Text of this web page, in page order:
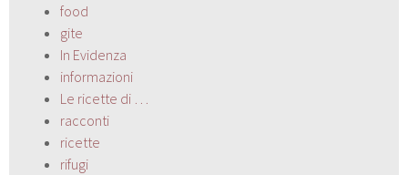
food
gite
In Evidenza
informazioni
Le ricette di …
racconti
ricette
rifugi